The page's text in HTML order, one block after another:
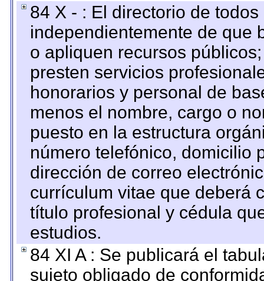
84 X - : El directorio de
independientemente de que
o apliquen recursos
presten servicios
honorarios y personal de
menos el nombre, cargo o
puesto en la estructura
número telefónico, domicilio
dirección de correo
currículum vitae que deberá
título profesional y cédula
estudios.
84 XI A : Se publicará el
sujeto obligado de